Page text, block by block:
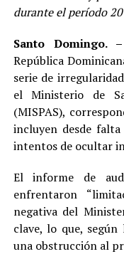
durante el período
Santo Domingo. –
República
serie de
el Ministerio de
(MISPAS),
incluyen desde
intentos de ocultar
El informe de
enfrentaron
negativa del
clave, lo que,
una obstrucción al